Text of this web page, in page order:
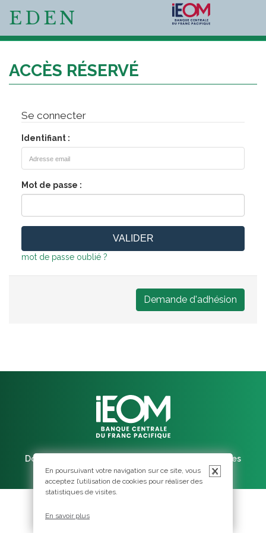
X
En poursuivant votre navigation sur ce site, vous
acceptez l’utilisation de cookies pour réaliser des
statistiques de visites.
En savoir plus
EDEN
ACCÈS RÉSERVÉ
Se connecter
Identifiant :
Mot de passe :
mot de passe oublié ?
Demande d'adhésion
Documentation Mentions légales